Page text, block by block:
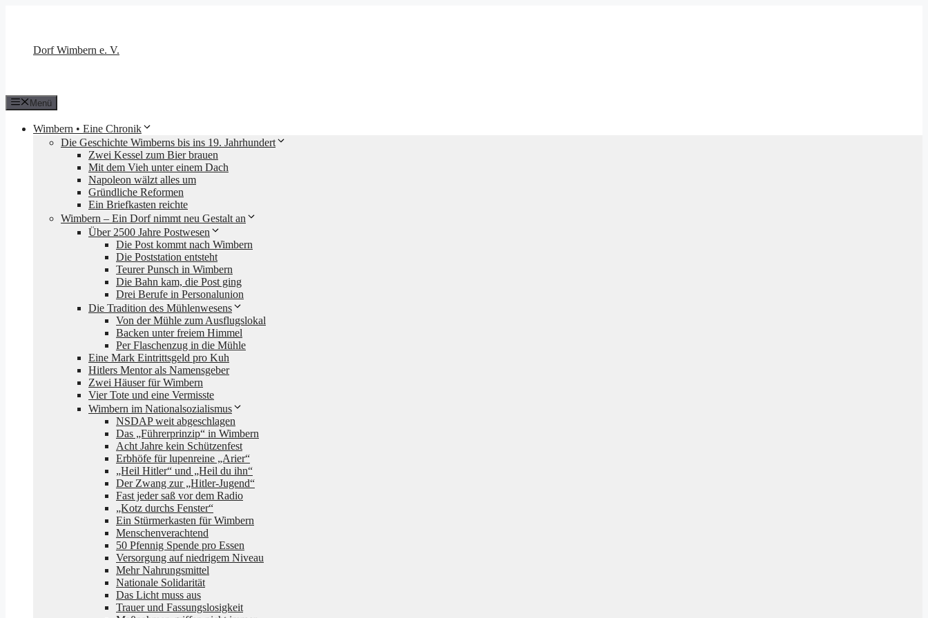
Dorf Wimbern e. V.
Menü
Wimbern • Eine Chronik
Die Geschichte Wimberns bis ins 19. Jahrhundert
Zwei Kessel zum Bier brauen
Mit dem Vieh unter einem Dach
Napoleon wälzt alles um
Gründliche Reformen
Ein Briefkasten reichte
Wimbern – Ein Dorf nimmt neu Gestalt an
Über 2500 Jahre Postwesen
Die Post kommt nach Wimbern
Die Poststation entsteht
Teurer Punsch in Wimbern
Die Bahn kam, die Post ging
Drei Berufe in Personalunion
Die Tradition des Mühlenwesens
Von der Mühle zum Ausflugslokal
Backen unter freiem Himmel
Per Flaschenzug in die Mühle
Eine Mark Eintrittsgeld pro Kuh
Hitlers Mentor als Namensgeber
Zwei Häuser für Wimbern
Vier Tote und eine Vermisste
Wimbern im Nationalsozialismus
NSDAP weit abgeschlagen
Das „Führerprinzip“ in Wimbern
Acht Jahre kein Schützenfest
Erbhöfe für lupenreine „Arier“
„Heil Hitler“ und „Heil du ihn“
Der Zwang zur „Hitler-Jugend“
Fast jeder saß vor dem Radio
„Kotz durchs Fenster“
Ein Stürmerkasten für Wimbern
Menschenverachtend
50 Pfennig Spende pro Essen
Versorgung auf niedrigem Niveau
Mehr Nahrungsmittel
Nationale Solidarität
Das Licht muss aus
Trauer und Fassungslosigkeit